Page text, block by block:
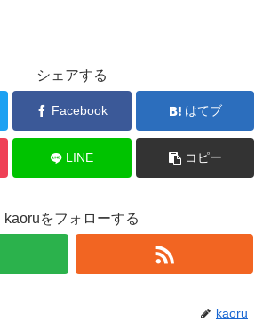
シェアする
Facebook はてブ
LINE コピー
kaoruをフォローする
kaoru